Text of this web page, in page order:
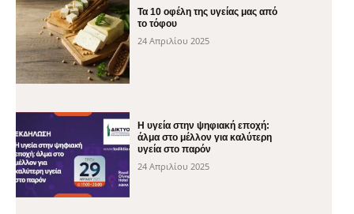
Τα 10 οφέλη της υγείας μας από
το τόφου
24 Απριλίου 2025
H υγεία στην ψηφιακή εποχή:
άλμα στο μέλλον για καλύτερη
υγεία στο παρόν
24 Απριλίου 2025